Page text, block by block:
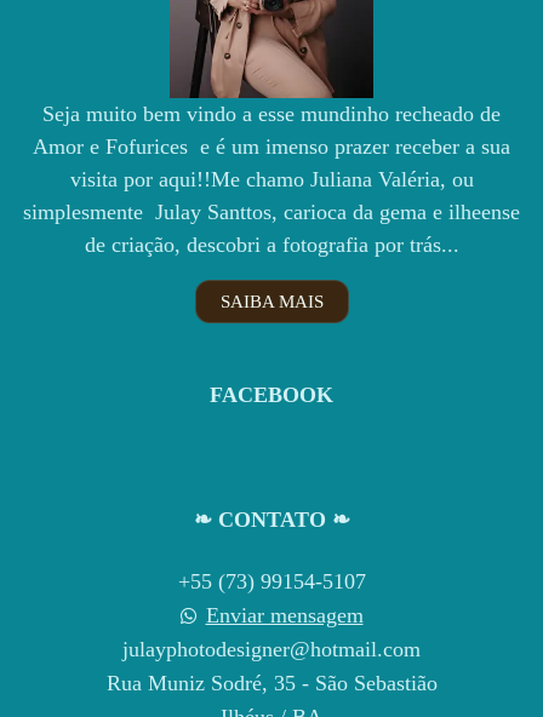
Seja muito bem vindo a esse mundinho recheado de
Amor e Fofurices e é um imenso prazer receber a sua
visita por aqui!!Me chamo Juliana Valéria, ou
simplesmente Julay Santtos, carioca da gema e ilheense
de criação, descobri a fotografia por trás...
SAIBA MAIS
FACEBOOK
❧ CONTATO ❧
+55 (73) 99154-5107
Enviar mensagem
julayphotodesigner@hotmail.com
Rua Muniz Sodré, 35 - São Sebastião